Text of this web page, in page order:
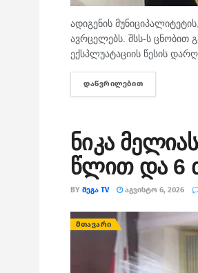
ადიგენის
ავრცელებს. შსს-ს ცნობით
ექსპლუატაციის წესის
ᲓᲐᲬᲕᲠᲘᲚᲔᲑᲘᲗ
ნიკა
წლით და 6
BY ᲛᲔᲒᲐ TV ᲐᲒᲕᲘᲡᲢᲝ 6, 2026
ᲛᲗᲐᲕᲐᲠᲘ